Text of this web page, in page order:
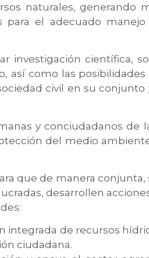
naturales, generando
el adecuado
investigación científica,
así como las
civil en su
y conciudadanos
del medio
que de manera
desarrollen
integrada de recursos
ciudadana.